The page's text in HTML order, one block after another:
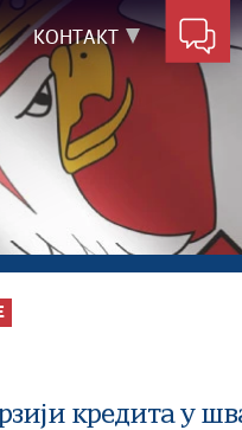
КОНТАКТ
кредита у